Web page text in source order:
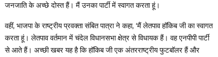
जनजाति के अच्छे दोस्त हैं। मैं उनका पार्टी में स्वागत करता हूं।
वहीं, भाजपा के राष्ट्रीय प्रवक्ता संबित पात्रा ने कहा, ‘मैं लेतपाव हॉकिब जी का स्वागत
करता हूं। लेतपाव वर्तमान में चंदेल विधानसभा क्षेत्र से विधायक हैं। वह एनपीपी पार्टी
से आते हैं। अच्छी खबर यह है कि हॉकिब जी एक अंतरराष्ट्रीय फुटबॉलर हैं और